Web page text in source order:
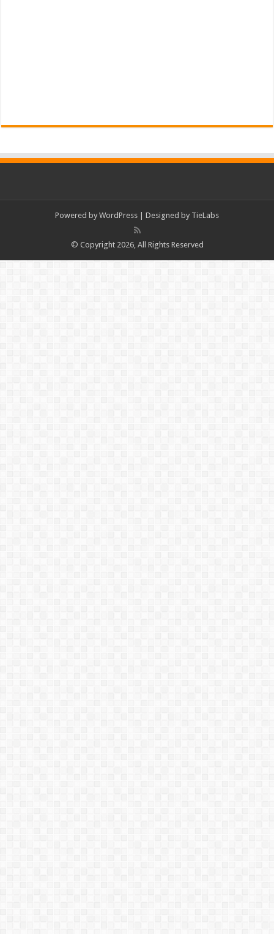
Powered by WordPress | Designed by TieLabs
© Copyright 2026, All Rights Reserved